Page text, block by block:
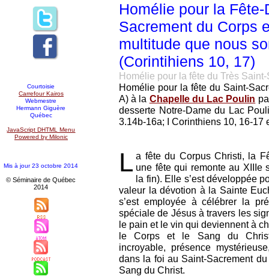
Courtoisie
Carrefour Kairos
Webmestre
Hermann Giguère
Québec
JavaScript DHTML Menu
Powered by Milonic
Mis à jour 23 octobre 2014
© Séminaire de Québec
2014
Homélie pour la
Sacrement du Corps
multitude que nous
(Corintihiens 10, 17)
Homélie pour la fête du Très
Homélie pour la fête du Saint-
A) à la Chapelle du Lac Poulin
desserte Notre-Dame du Lac
3.14b-16a; I Corinthiens 10, 16-17
L a fête du Corpus Christi, la
une fête qui remonte au XIIIe
la fin). Elle s’est développée
valeur la dévotion à la Sainte
s’est employée à célébrer la
spéciale de Jésus à travers les
le pain et le vin qui deviennent à
le Corps et le Sang du
incroyable, présence
dans la foi au Saint-Sacrement
Sang du Christ.